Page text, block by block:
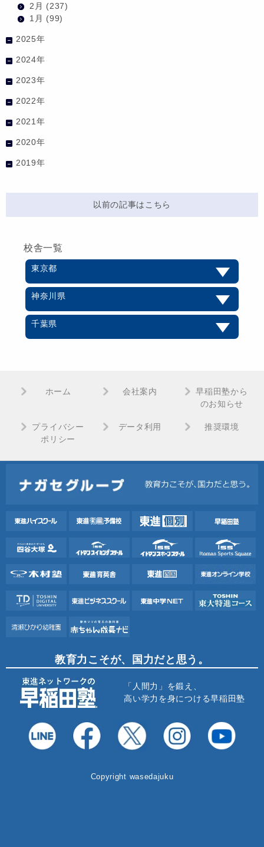
2月 (237)
1月 (99)
2025年
2024年
2023年
2022年
2021年
2020年
2019年
以前の記事はこちら
校舎一覧
東京都
神奈川県
千葉県
ホーム 会社案内
早稲田塾から
のお知らせ
プライバシー
ポリシー
データ利用 推奨環境
教育力こそが、国力だと思う。
「人間力」を鍛え、
高い学力を身につける早稲田塾
Copyright wasedajuku